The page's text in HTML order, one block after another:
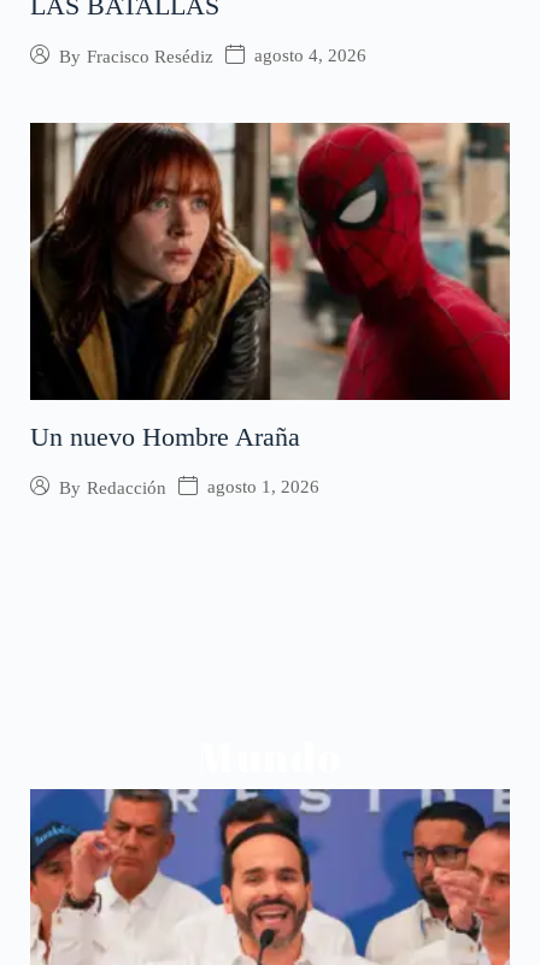
By Fracisco Resédiz agosto 4, 2026
Un nuevo Hombre Araña
By Redacción agosto 1, 2026